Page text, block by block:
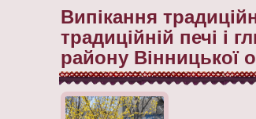
Випікання
традиційній печі і
району Вінницької